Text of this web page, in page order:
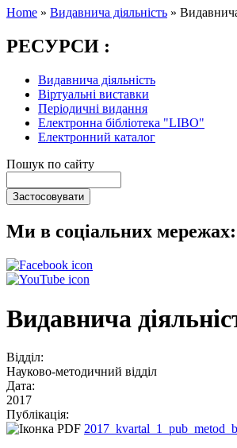
Home » Видавнича діяльність » Видавнича
РЕСУРСИ :
Видавнича діяльність
Віртуальні виставки
Періодичні видання
Електронна бібліотека "LIBO"
Електронний каталог
Пошук по сайту
Ми в соціальних мережах:
Видавнича
Відділ:
Науково-методичний відділ
Дата:
2017
Публікація: